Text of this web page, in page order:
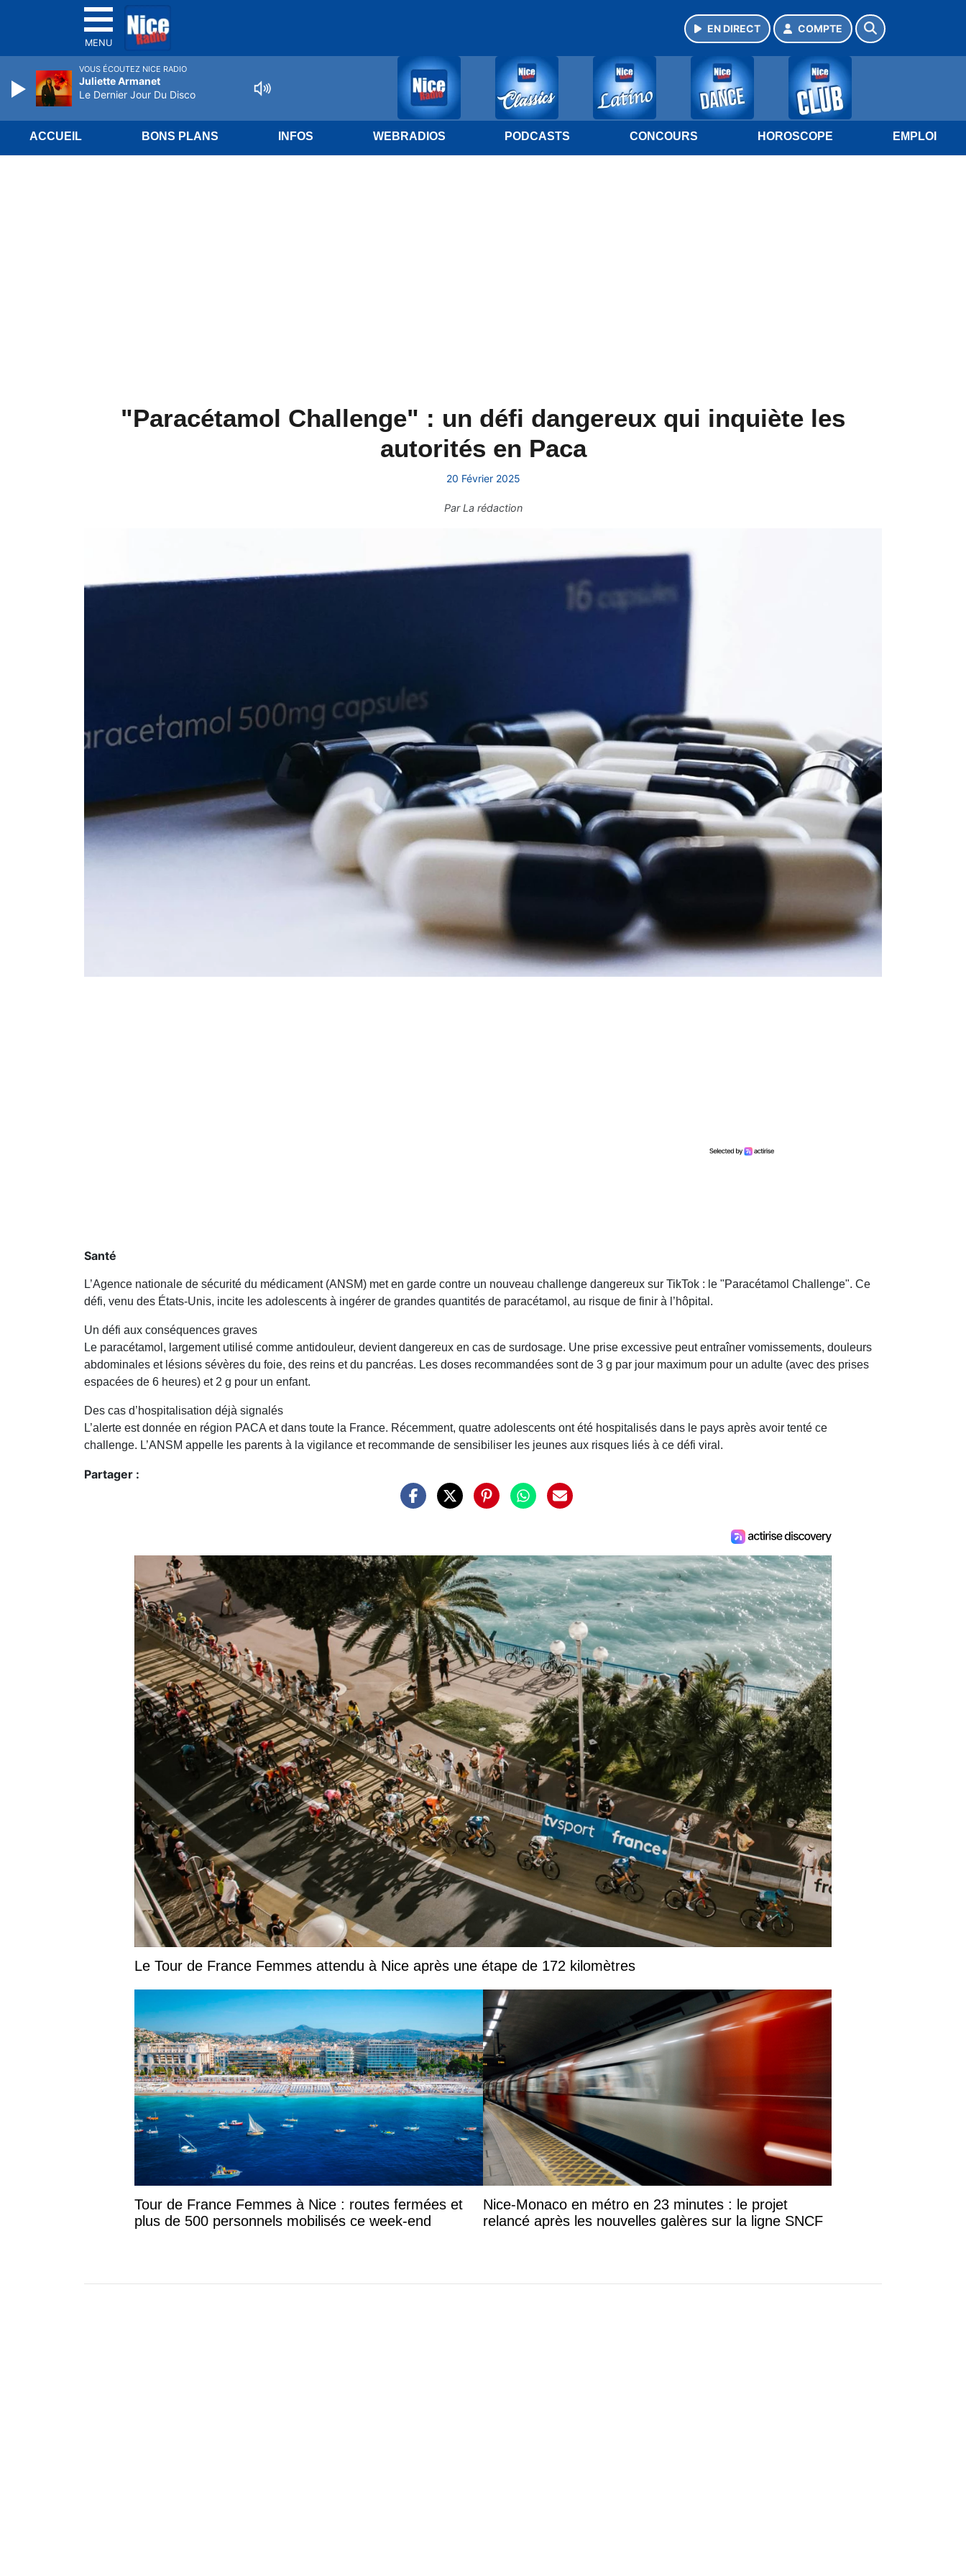
MENU
EN DIRECT COMPTE
ACCUEIL BONS PLANS INFOS WEBRADIOS PODCASTS CONCOURS HOROSCOPE EMPLOI
"Paracétamol Challenge" : un défi dangereux qui inquiète les
autorités en Paca
20 Février 2025
ParLa rédaction
Santé
L’Agence nationale de sécurité du médicament (ANSM) met en garde contre un nouveau challenge dangereux sur TikTok : le "Paracétamol Challenge". Ce
défi, venu des États-Unis, incite les adolescents à ingérer de grandes quantités de paracétamol, au risque de finir à l’hôpital.
Un défi aux conséquences graves
Le paracétamol, largement utilisé comme antidouleur, devient dangereux en cas de surdosage. Une prise excessive peut entraîner vomissements, douleurs
abdominales et lésions sévères du foie, des reins et du pancréas. Les doses recommandées sont de 3 g par jour maximum pour un adulte (avec des prises
espacées de 6 heures) et 2 g pour un enfant.
Des cas d’hospitalisation déjà signalés
L’alerte est donnée en région PACA et dans toute la France. Récemment, quatre adolescents ont été hospitalisés dans le pays après avoir tenté ce
challenge. L’ANSM appelle les parents à la vigilance et recommande de sensibiliser les jeunes aux risques liés à ce défi viral.
Partager :
Le Tour de France Femmes attendu à Nice après une étape de 172 kilomètres
Tour de France Femmes à Nice : routes fermées et
plus de 500 personnels mobilisés ce week-end
Nice-Monaco en métro en 23 minutes : le projet
relancé après les nouvelles galères sur la ligne SNCF
VOUS ÉCOUTEZ NICE RADIO
Juliette Armanet
Le Dernier Jour Du Disco